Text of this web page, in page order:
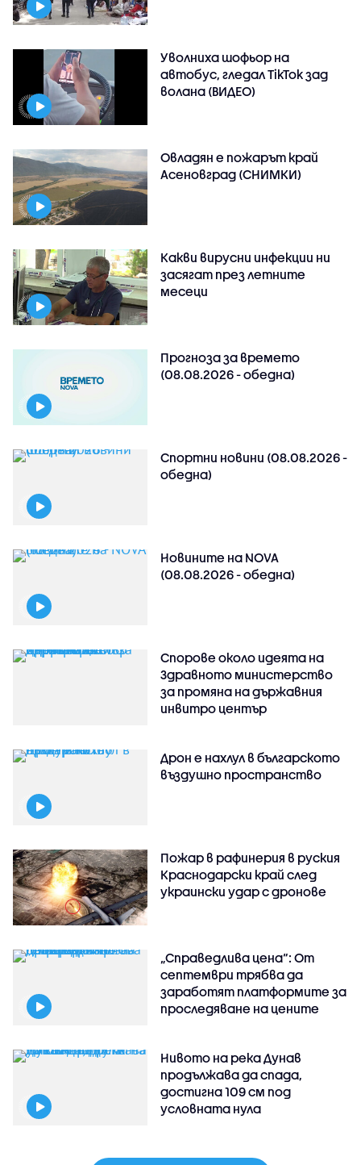
Уволниха шофьор на
автобус, гледал TikTok зад
волана (ВИДЕО)
Овладян е пожарът край
Асеновград (СНИМКИ)
Какви вирусни инфекции ни
засягат през летните
месеци
Прогноза за времето
(08.08.2026 - обедна)
Спортни новини (08.08.2026 -
обедна)
Новините на NOVA
(08.08.2026 - обедна)
Спорове около идеята на
Здравното министерство
за промяна на държавния
инвитро център
Дрон е нахлул в българското
въздушно пространство
Пожар в рафинерия в руския
Краснодарски край след
украински удар с дронове
„Справедлива цена“: От
септември трябва да
заработят платформите за
проследяване на цените
Нивото на река Дунав
продължава да спада,
достигна 109 см под
условната нула